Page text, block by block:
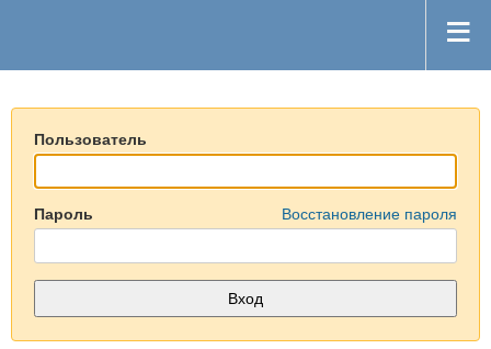
Пользователь
Пароль Восстановление пароля